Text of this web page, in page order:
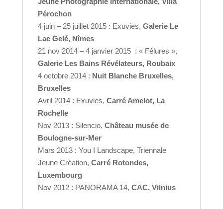
Pérochon
4 juin – 25 juillet 2015 : Exuvies, Galerie Le
Lac Gelé, Nîmes
21 nov 2014 – 4 janvier 2015 : « Fêlures »,
Galerie Les Bains Révélateurs, Roubaix
4 octobre 2014 : Nuit Blanche Bruxelles,
Bruxelles
Avril 2014 : Exuvies, Carré Amelot, La
Rochelle
Nov 2013 : Silencio, Château musée de
Boulogne-sur-Mer
Mars 2013 : You I Landscape, Triennale
Jeune Création, Carré Rotondes,
Luxembourg
Nov 2012 : PANORAMA 14, CAC, Vilnius